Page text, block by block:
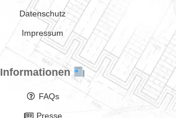
Datenschutz
Impressum
Informationen
FAQs
Presse